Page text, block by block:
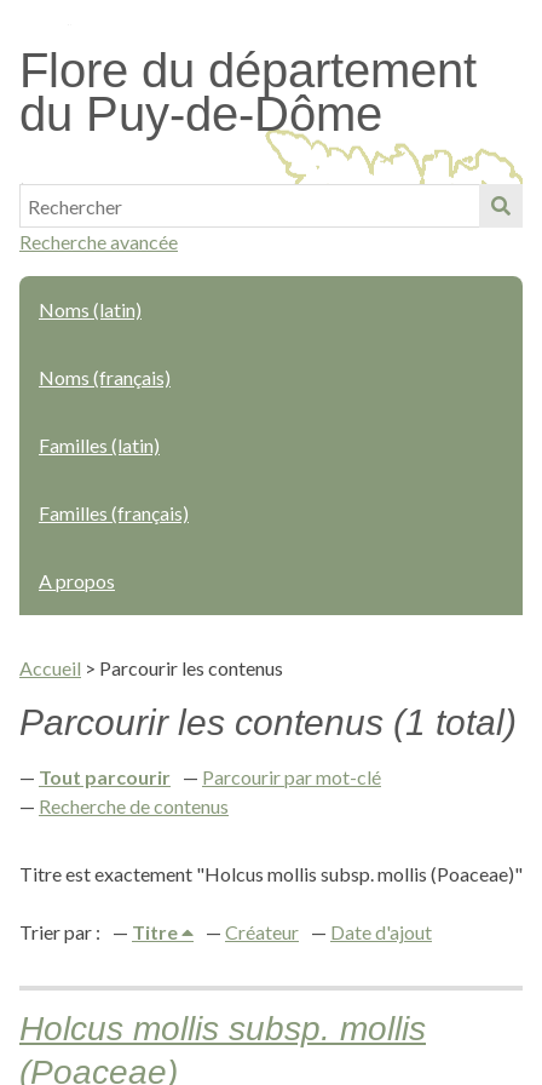
contenu
principal
Flore du département
du Puy-de-Dôme
Recherche avancée
Noms (latin)
Noms (français)
Familles (latin)
Familles (français)
A propos
Accueil > Parcourir les contenus
Parcourir les contenus (1 total)
Tout parcourir
Parcourir par mot-clé
Recherche de contenus
Titre est exactement "Holcus mollis subsp. mollis (Poaceae)"
Trier par : Titre Créateur Date d'ajout
Holcus mollis subsp. mollis
(Poaceae)